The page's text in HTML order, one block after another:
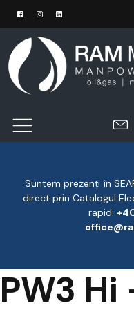
Suntem prezenți în
direct prin Catalogul
rapid:
PW3